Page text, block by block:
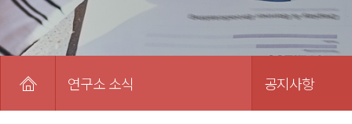
연구소 소식 공지사항